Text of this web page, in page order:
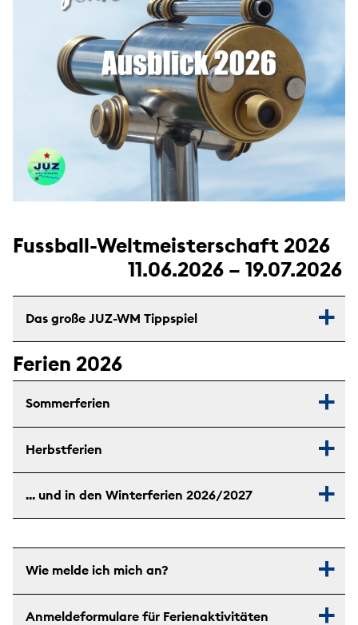
Fussball-Weltmeisterschaft 2026
11.06.2026 – 19.07.2026
Das große JUZ-WM Tippspiel
Ferien 2026
Sommerferien
Herbstferien
... und in den Winterferien 2026/2027
Wie melde ich mich an?
Anmeldeformulare für Ferienaktivitäten